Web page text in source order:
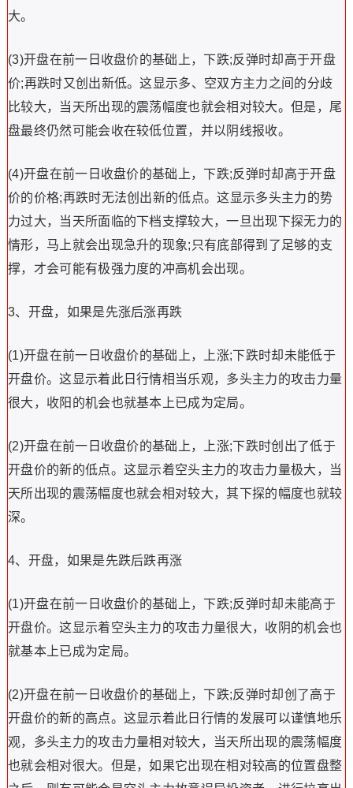
大。
(3)开盘在前一日收盘价的基础上，下跌;反弹时却高于开盘
价;再跌时又创出新低。这显示多、空双方主力之间的分歧
比较大，当天所出现的震荡幅度也就会相对较大。但是，尾
盘最终仍然可能会收在较低位置，并以阴线报收。
(4)开盘在前一日收盘价的基础上，下跌;反弹时却高于开盘
价的价格;再跌时无法创出新的低点。这显示多头主力的势
力过大，当天所面临的下档支撑较大，一旦出现下探无力的
情形，马上就会出现急升的现象;只有底部得到了足够的支
撑，才会可能有极强力度的冲高机会出现。
3、开盘，如果是先涨后涨再跌
(1)开盘在前一日收盘价的基础上，上涨;下跌时却未能低于
开盘价。这显示着此日行情相当乐观，多头主力的攻击力量
很大，收阳的机会也就基本上已成为定局。
(2)开盘在前一日收盘价的基础上，上涨;下跌时创出了低于
开盘价的新的低点。这显示着空头主力的攻击力量极大，当
天所出现的震荡幅度也就会相对较大，其下探的幅度也就较
深。
4、开盘，如果是先跌后跌再涨
(1)开盘在前一日收盘价的基础上，下跌;反弹时却未能高于
开盘价。这显示着空头主力的攻击力量很大，收阴的机会也
就基本上已成为定局。
(2)开盘在前一日收盘价的基础上，下跌;反弹时却创了高于
开盘价的新的高点。这显示着此日行情的发展可以谨慎地乐
观，多头主力的攻击力量相对较大，当天所出现的震荡幅度
也就会相对很大。但是，如果它出现在相对较高的位置盘整